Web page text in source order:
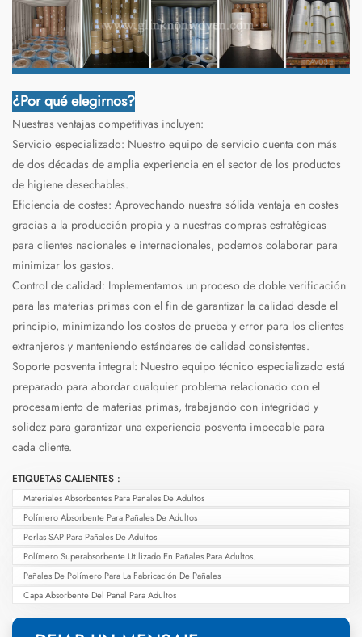
¿Por qué elegirnos?
Nuestras ventajas competitivas incluyen:
Servicio especializado: Nuestro equipo de servicio cuenta con más
de dos décadas de amplia experiencia en el sector de los productos
de higiene desechables.
Eficiencia de costes: Aprovechando nuestra sólida ventaja en costes
gracias a la producción propia y a nuestras compras estratégicas
para clientes nacionales e internacionales, podemos colaborar para
minimizar los gastos.
Control de calidad: Implementamos un proceso de doble verificación
para las materias primas con el fin de garantizar la calidad desde el
principio, minimizando los costos de prueba y error para los clientes
extranjeros y manteniendo estándares de calidad consistentes.
Soporte posventa integral: Nuestro equipo técnico especializado está
preparado para abordar cualquier problema relacionado con el
procesamiento de materias primas, trabajando con integridad y
solidez para garantizar una experiencia posventa impecable para
cada cliente.
ETIQUETAS CALIENTES :
Materiales Absorbentes Para Pañales De Adultos
Polímero Absorbente Para Pañales De Adultos
Perlas SAP Para Pañales De Adultos
Polímero Superabsorbente Utilizado En Pañales Para Adultos.
Pañales De Polímero Para La Fabricación De Pañales
Capa Absorbente Del Pañal Para Adultos